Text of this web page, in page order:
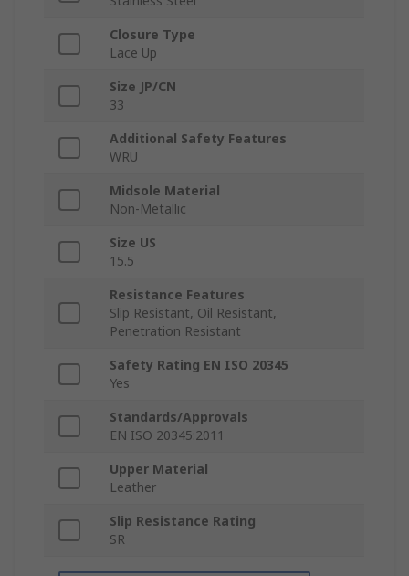
Closure Type
Lace Up
Size JP/CN
33
Additional Safety Features
WRU
Midsole Material
Non-Metallic
Size US
15.5
Resistance Features
Slip Resistant, Oil Resistant,
Penetration Resistant
Safety Rating EN ISO 20345
Yes
Standards/Approvals
EN ISO 20345:2011
Upper Material
Leather
Slip Resistance Rating
SR